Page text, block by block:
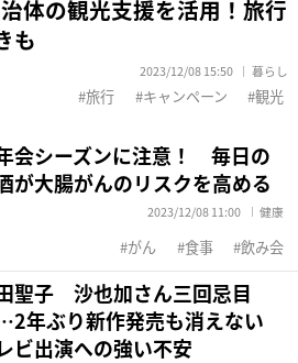
体の観光支援を活用！旅行
も
2023/12/08 15:50 暮らし
旅行 キャンペーン 観光
会シーズンに注意！ 毎日の
が大腸がんのリスクを高める
2023/12/08 11:00 健康
がん 食事 飲み会
聖子 沙也加さん三回忌目
年ぶり新作発売も消えない
ビ出演への強い不安